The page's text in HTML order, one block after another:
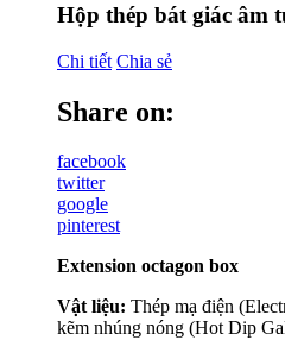
Hộp thép bát giác âm
Chi tiết Chia sẻ
Share on:
facebook
twitter
google
pinterest
Extension octagon box
Vật liệu: Thép mạ điện
kẽm nhúng nóng (Hot Dip